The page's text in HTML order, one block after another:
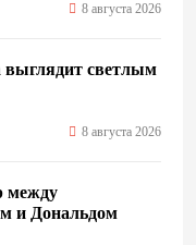
8 августа 2026
светлым
8 августа 2026
между
и Дональдом